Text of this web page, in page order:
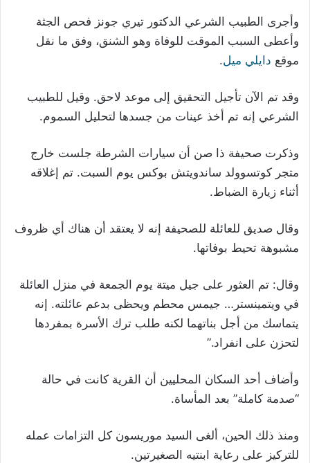
وأجرى الطبيب الشرعي الدكتور تيري جونز فحص الجثة
وأعطى السبب الموقت للوفاة وهو الشنق، وفق ما نقل
موقع دايلي ميل.
وقد تم الآن تأجيل التحقيق إلى موعد لاحق. وقيل للطبيب
الشرعي إنه تم أخذ عينات من جسدها لتحليل السموم.
وذكرت صحيفة ذا صن أن سيارات الشرطة جلست خارج
متجر كوتسوولد ساندويتش بوكس يوم السبت. تم إغلاقه
أثناء زيارة الضباط.
وقال صديق للعائلة للصحيفة إنه لا يعتقد أن هناك أي ظروف
مشبوهة تحيط بوفاتها.
وقال: تم العثور على جيل ميتة يوم الجمعة في منزل العائلة
في ويتمينستر… جيمس محطم ويحظى بدعم عائلته. إنه
يتماسك من أجل بناتهما لكنه طلب ترك الأسرة بمفردها
لتحزن على انفراد.”
وأضاف أحد السكان المحليين أن القرية كانت في حالة
“صدمة كاملة” بعد المأساة.
ومنذ ذلك الحين، ألغى السيد موريسون كل التزامات عمله
للتركيز على رعاية ابنتيه الصغيرتين.